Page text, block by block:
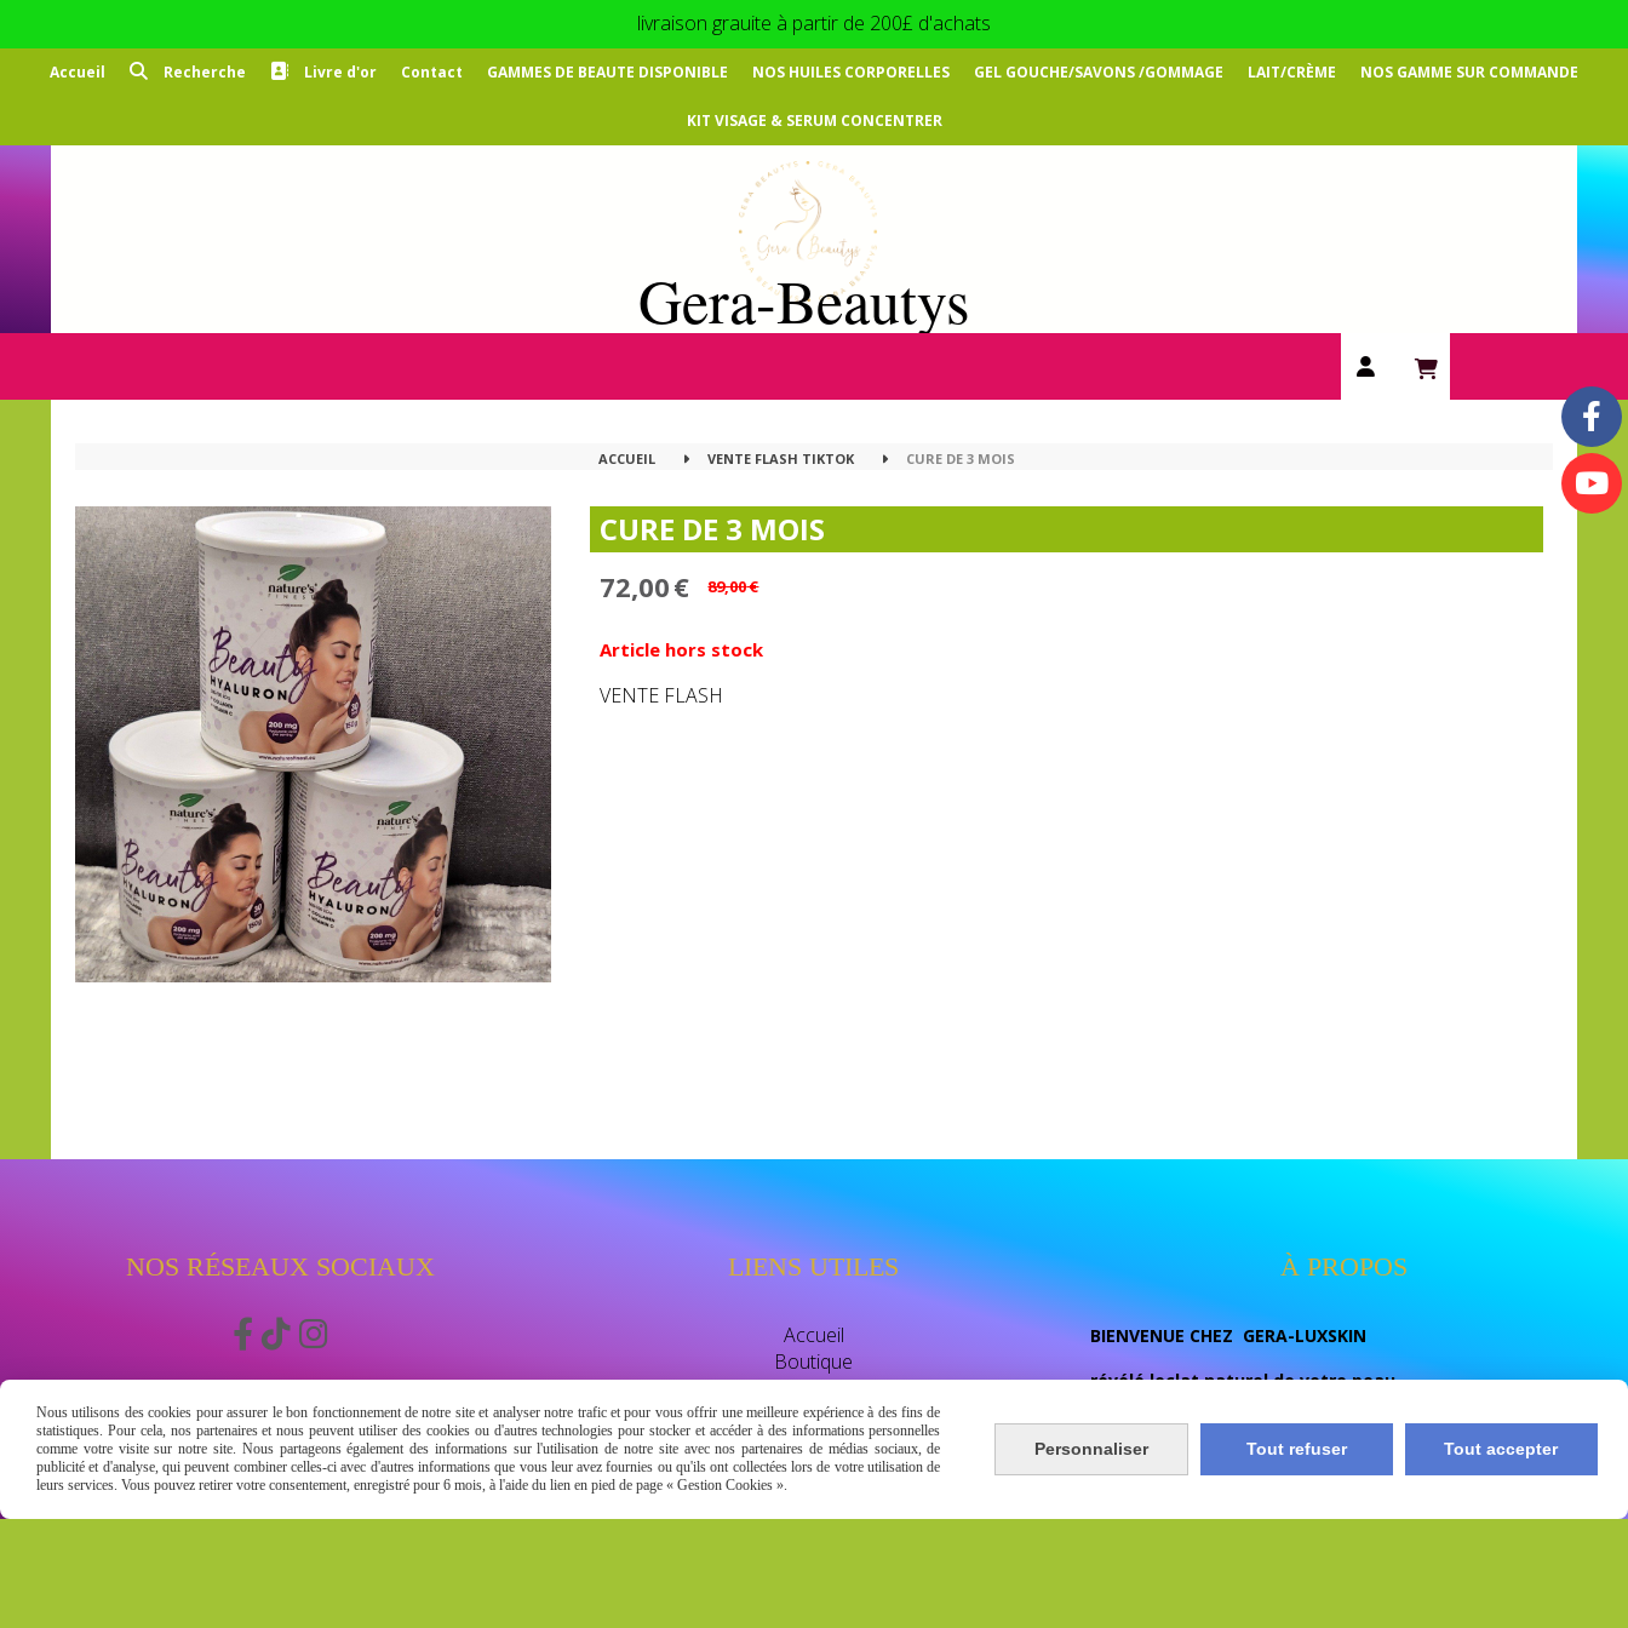
livraison grauite à partir de 200£ d'achats
Accueil Recherche Livre d'or Contact GAMMES DE BEAUTE DISPONIBLE NOS HUILES CORPORELLES GEL GOUCHE/SAVONS /GOMMAGE LAIT/CRÈME NOS GAMME SUR COMMANDE
KIT VISAGE & SERUM CONCENTRER
Gera-Beautys
ACCUEIL VENTE FLASH TIKTOK CURE DE 3 MOIS
CURE DE 3 MOIS
72,00€ 89,00€
Article hors stock
VENTE FLASH
NOS RÉSEAUX SOCIAUX
  
LIENS UTILES
Accueil
Boutique
Avis clients
watssap 06.63.86.83.30
À PROPOS
BIENVENUE CHEZ GERA-LUXSKIN
révélé leclat naturel de votre peau
votre destination beauté dediee aux soins de la peau et
au bien- etre nous vous proposont des soins de qualité
conçu pour ulluminer , unifier eclaircir naturelement et
Nous utilisons des cookies pour assurer le bon fonctionnement de notre site et analyser notre trafic et pour vous offrir une meilleure expérience à des fins de
statistiques. Pour cela, nos partenaires et nous peuvent utiliser des cookies ou d'autres technologies pour stocker et accéder à des informations personnelles
comme votre visite sur notre site. Nous partageons également des informations sur l'utilisation de notre site avec nos partenaires de médias sociaux, de
publicité et d'analyse, qui peuvent combiner celles-ci avec d'autres informations que vous leur avez fournies ou qu'ils ont collectées lors de votre utilisation de
leurs services. Vous pouvez retirer votre consentement, enregistré pour 6 mois, à l'aide du lien en pied de page « Gestion Cookies ».
Personnaliser Tout refuser Tout accepter